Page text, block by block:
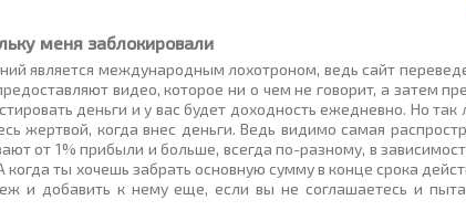
меня заблокировали
является международным лохотроном, ведь сайт
видео, которое ни о чем не говорит, а затем
деньги и у вас будет доходность ежедневно. Но так
жертвой, когда внес деньги. Ведь видимо самая
от 1% прибыли и больше, всегда по-разному, в
ты хочешь забрать основную сумму в конце срока
и добавить к нему еще, если вы не соглашаетесь и